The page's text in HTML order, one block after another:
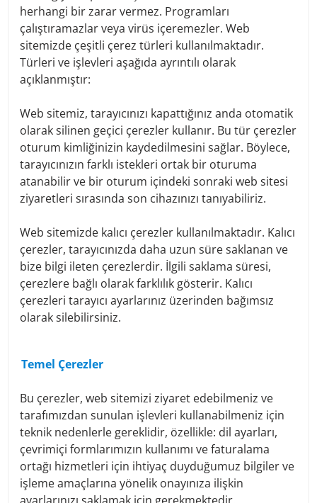
www.denizbank.at
Data Protection Officer
The data protection officer of the controller is:
Andreas Waberer
Thomas-Klestil-Platz 1
A-1030 Wien
datenschutz@denizbank.at
If data subject rights within the meaning of point (8) of
this privacy policy (e.g. right of access, right to erasure,
etc.) are asserted, these requests or applications can be
sent toContactCenter@denizbank.ator by post to
If you have any concerns about data protection, you are
also welcome to contact our data protection officer at
datenschutz@denizbank.atat any time.
What is personal data?
Personal data is any information relating to an identified
number, date of birth, e-mail address, IP address or user
behavior. Information for which we cannot (or can only
with disproportionate effort) establish a reference to a
natural person, e.g. by anonymizing the information, is
not personal data. The processing of personal data (e.g.
the collection, retrieval, use, storage or transmission)
always requires a legal basis or your consent.
General information on data processing
herhangi bir zarar vermez. Programları
çalıştıramazlar veya virüs içeremezler. Web
sitemizde çeşitli çerez türleri kullanılmaktadır.
Türleri ve işlevleri aşağıda ayrıntılı olarak
açıklanmıştır:
Web sitemiz, tarayıcınızı kapattığınız anda otomatik
olarak silinen geçici çerezler kullanır. Bu tür çerezler
oturum kimliğinizin kaydedilmesini sağlar. Böylece,
tarayıcınızın farklı istekleri ortak bir oturuma
atanabilir ve bir oturum içindeki sonraki web sitesi
ziyaretleri sırasında son cihazınızı tanıyabiliriz.
Web sitemizde kalıcı çerezler kullanılmaktadır. Kalıcı
çerezler, tarayıcınızda daha uzun süre saklanan ve
bize bilgi ileten çerezlerdir. İlgili saklama süresi,
çerezlere bağlı olarak farklılık gösterir. Kalıcı
çerezleri tarayıcı ayarlarınız üzerinden bağımsız
olarak silebilirsiniz.
Temel Çerezler
Bu çerezler, web sitemizi ziyaret edebilmeniz ve
tarafımızdan sunulan işlevleri kullanabilmeniz için
teknik nedenlerle gereklidir, özellikle: dil ayarları,
çevrimiçi formlarımızın kullanımı ve faturalama
ortağı hizmetleri için ihtiyaç duyduğumuz bilgiler ve
işleme amaçlarına yönelik onayınıza ilişkin